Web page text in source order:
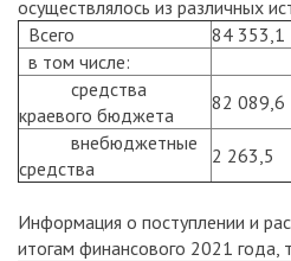
осуществлялось из различных
Всего
84 353,1
в том числе:
средства
краевого бюджета
82 089,6
внебюджетные
средства
2 263,5
Информация о поступлении и
итогам финансового 2021 года,